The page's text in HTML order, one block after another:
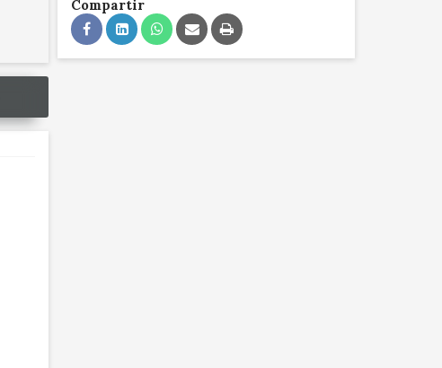
Compartir